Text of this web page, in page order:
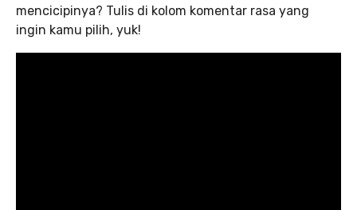
mencicipinya? Tulis di kolom komentar rasa yang
ingin kamu pilih, yuk!